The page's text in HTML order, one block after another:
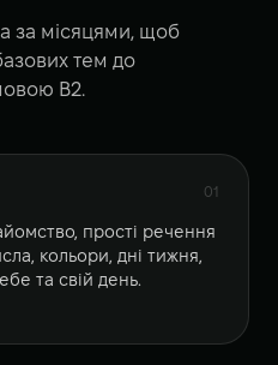
за місяцями, щоб
тем до
B2.
01
прості речення
кольори, дні тижня,
та свій день.